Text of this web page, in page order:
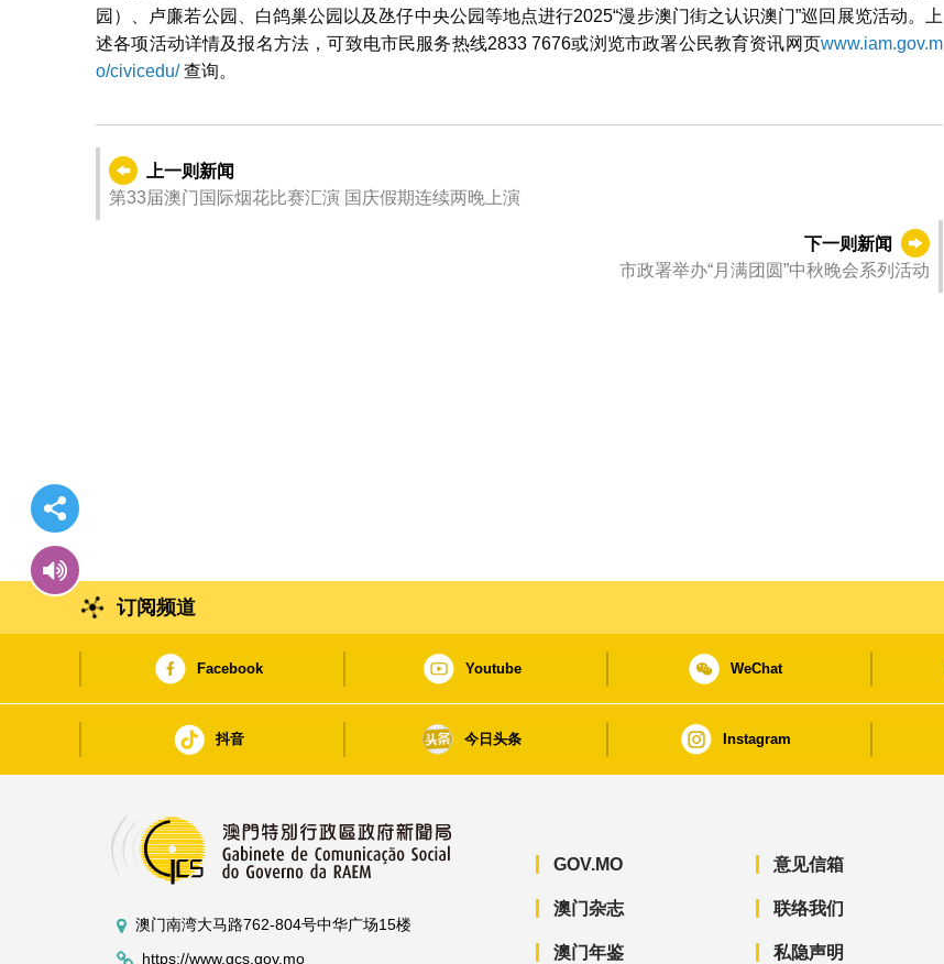
园）、卢廉若公园、白鸽巢公园以及氹仔中央公园等地点进行2025“漫步澳门街之认识澳门”巡回展览活动。上
述各项活动详情及报名方法，可致电市民服务热线2833 7676或浏览市政署公民教育资讯网页www.iam.gov.m
o/civicedu/查询。
上一则新闻
第33届澳门国际烟花比赛汇演 国庆假期连续两晚上演
下一则新闻
市政署举办“月满团圆”中秋晚会系列活动
订阅频道
Facebook Youtube WeChat
抖音 今日头条 Instagram
澳门南湾大马路762-804号中华广场15楼
https://www.gcs.gov.mo
GOV.MO
澳门杂志
澳门年鉴
意见信箱
联络我们
私隐声明